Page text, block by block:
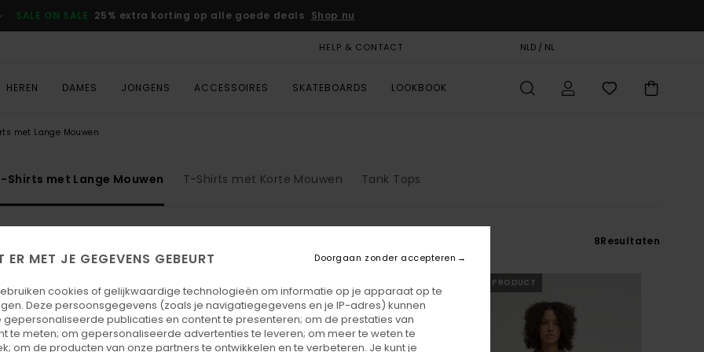
SALE ON SALE 25% extra korting op alle goede deals Shop nu
HELP & CONTACT NLD / NL
HEREN DAMES JONGENS ACCESSOIRES SKATEBOARDS LOOKBOOK
met Lange Mouwen
Shirts met Lange Mouwen T-Shirts met Korte Mouwen Tank Tops
8Resultaten
NIEUW PRODUCT
ER MET JE GEGEVENS GEBEURT
cookies of gelijkwaardige technologieën om informatie op je apparaat op te
Deze persoonsgegevens (zoals je navigatiegegevens en je IP-adres) kunnen
publicaties en content te presenteren; om de prestaties van
te meten; om gepersonaliseerde advertenties te leveren; om meer te weten te
om de producten van onze partners te ontwikkelen en te verbeteren. Je kunt je
Doorgaan zonder accepteren